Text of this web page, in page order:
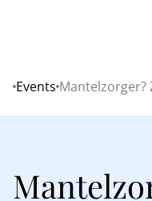
Home
Events Mantelzorger?